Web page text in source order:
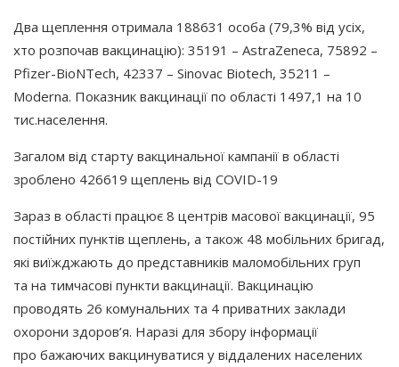
Два щеплення отримала 188631 особа (79,3% від усіх,
хто розпочав вакцинацію): 35191 – AstraZeneca, 75892 –
Pfizer-BioNTech, 42337 – Sinovac Biotech, 35211 –
Moderna. Показник вакцинації по області 1497,1 на 10
тис.населення.
Загалом від старту вакцинальної кампанії в області
зроблено 426619 щеплень від COVID-19
Зараз в області працює 8 центрів масової вакцинації, 95
постійних пунктів щеплень, а також 48 мобільних бригад,
які виїжджають до представників маломобільних груп
та на тимчасові пункти вакцинації. Вакцинацію
проводять 26 комунальних та 4 приватних заклади
охорони здоров’я. Наразі для збору інформації
про бажаючих вакцинуватися у віддалених населених